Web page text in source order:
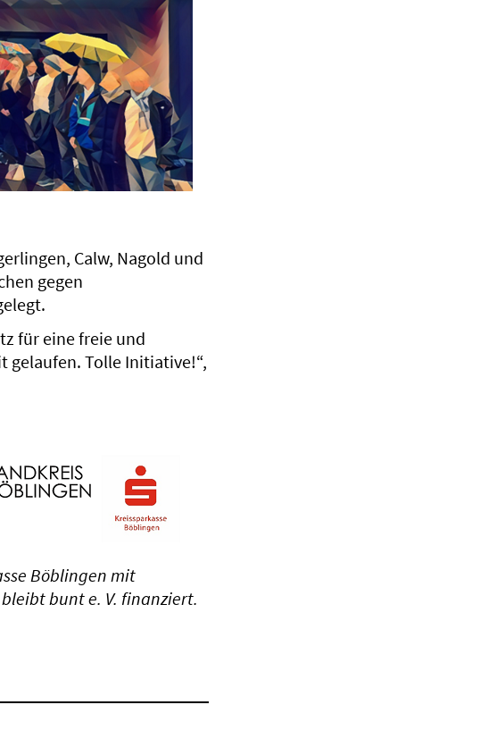
Calw, Nagold und
gegen
für eine freie und
gelaufen. Tolle Initiative!“,
Böblingen mit
bunt e. V. finanziert.